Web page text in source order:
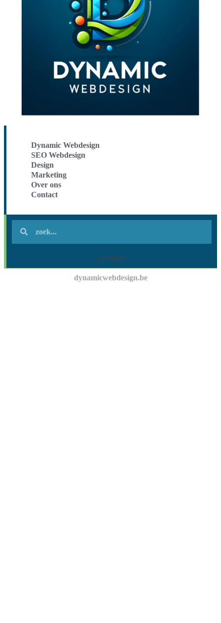
Dynamic Webdesign
SEO Webdesign
Design
Marketing
Over ons
Contact
portfolio
dynamicwebdesign.be